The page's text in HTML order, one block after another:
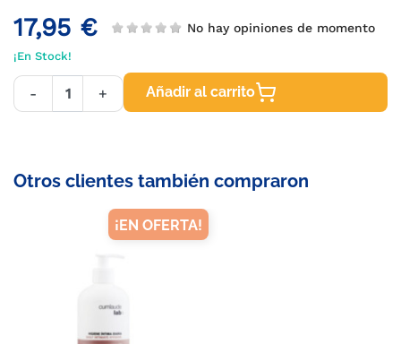
17,95 € No hay opiniones de momento
¡En Stock!
- + Añadir al carrito
Otros clientes también compraron
¡EN OFERTA!